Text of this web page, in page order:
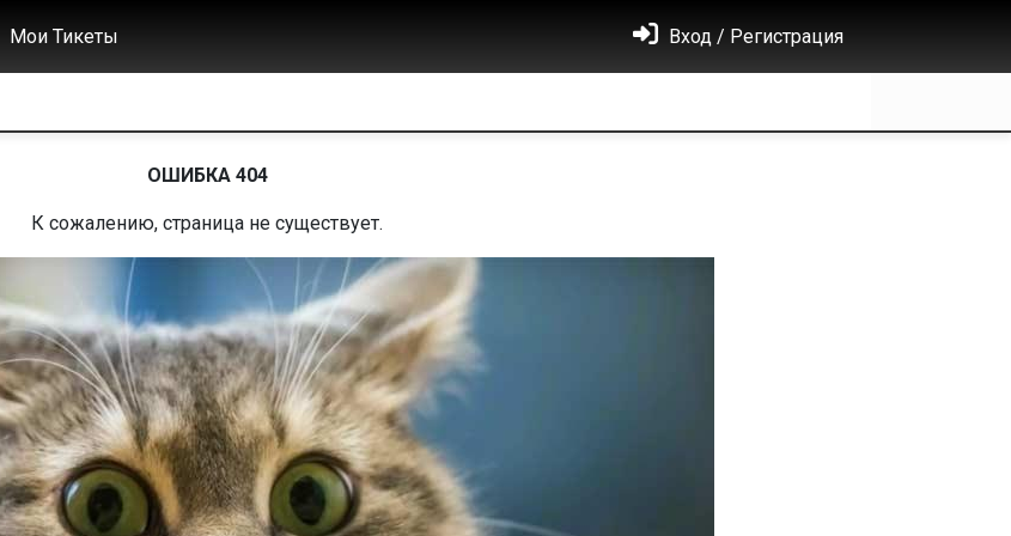
Мои Тикеты Вход / Регистрация
ОШИБКА 404
К сожалению, страница не существует.